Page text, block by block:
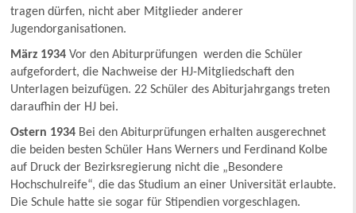
tragen dürfen, nicht aber Mitglieder anderer
Jugendorganisationen.
März 1934 Vor den Abiturprüfungen werden die Schüler
aufgefordert, die Nachweise der HJ-Mitgliedschaft den
Unterlagen beizufügen. 22 Schüler des Abiturjahrgangs treten
daraufhin der HJ bei.
Ostern 1934 Bei den Abiturprüfungen erhalten ausgerechnet
die beiden besten Schüler Hans Werners und Ferdinand Kolbe
auf Druck der Bezirksregierung nicht die „Besondere
Hochschulreife“, die das Studium an einer Universität erlaubte.
Die Schule hatte sie sogar für Stipendien vorgeschlagen.